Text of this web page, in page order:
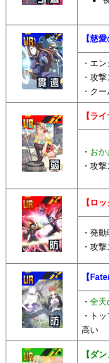
【慈
・エ
・攻
・ク
【ラ
・ おか
・攻
【ロ
・発
・攻
【
・ 全天
・ト
高い
【ダ